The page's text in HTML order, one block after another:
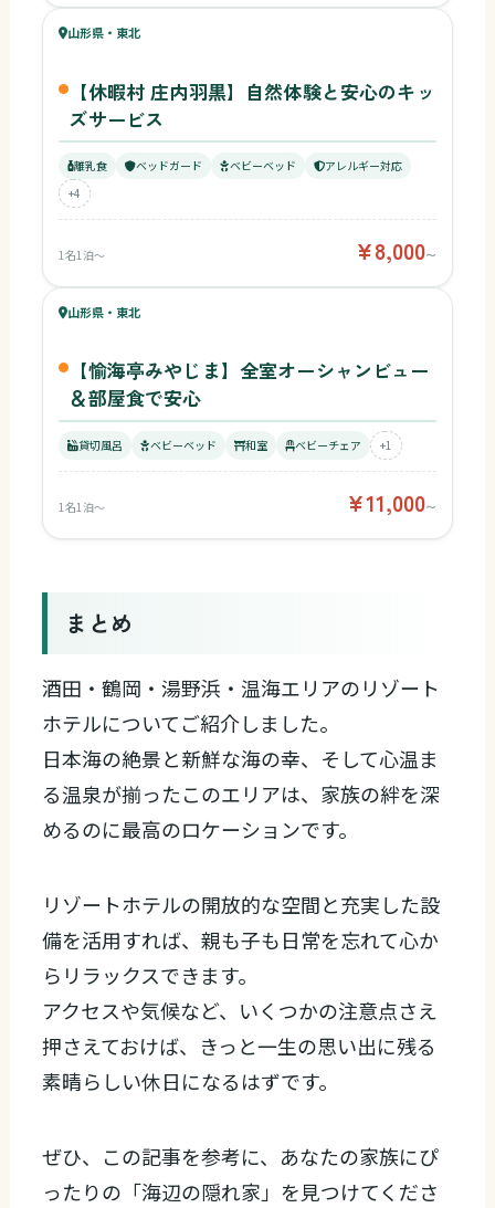
78ベビー
山形県・東北
【休暇村 庄内羽黒】自然体験と安心のキッ
ズサービス
離乳食 ベッドガード ベビーベッド
アレルギー対応
+4
1名1泊〜 ¥8,000〜
65ベビー
59キッズ
山形県・東北
【愉海亭みやじま】全室オーシャンビュー
＆部屋食で安心
貸切風呂 ベビーベッド 和室 ベビーチェア +1
1名1泊〜 ¥11,000〜
まとめ
酒田・鶴岡・湯野浜・温海エリアのリゾート
ホテルについてご紹介しました。
日本海の絶景と新鮮な海の幸、そして心温ま
る温泉が揃ったこのエリアは、家族の絆を深
めるのに最高のロケーションです。
リゾートホテルの開放的な空間と充実した設
備を活用すれば、親も子も日常を忘れて心か
らリラックスできます。
アクセスや気候など、いくつかの注意点さえ
押さえておけば、きっと一生の思い出に残る
素晴らしい休日になるはずです。
ぜひ、この記事を参考に、あなたの家族にぴ
ったりの「海辺の隠れ家」を見つけてくださ